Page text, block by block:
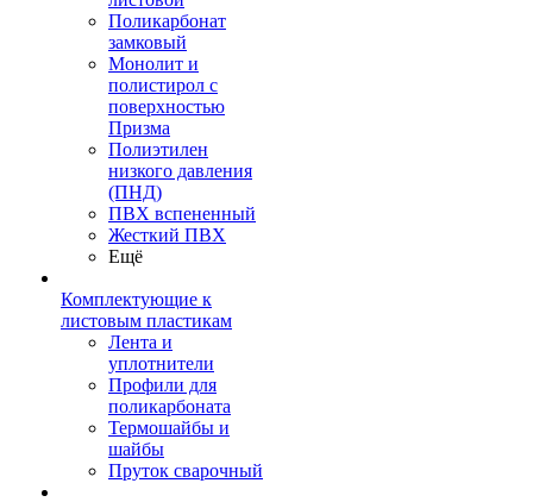
Поликарбонат
замковый
Монолит и
полистирол с
поверхностью
Призма
Полиэтилен
низкого давления
(ПНД)
ПВХ вспененный
Жесткий ПВХ
Ещё
Комплектующие к
листовым пластикам
Лента и
уплотнители
Профили для
поликарбоната
Термошайбы и
шайбы
Пруток сварочный